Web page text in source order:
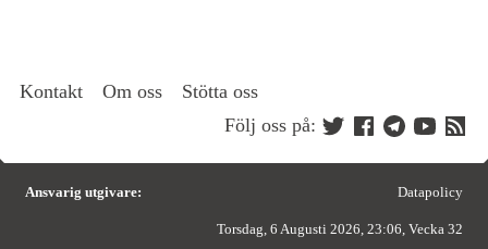
Kontakt Om oss
Stötta oss
Följ oss på:
Ansvarig utgivare: Datapolicy
Torsdag, 6 Augusti 2026, 23:06, Vecka 32